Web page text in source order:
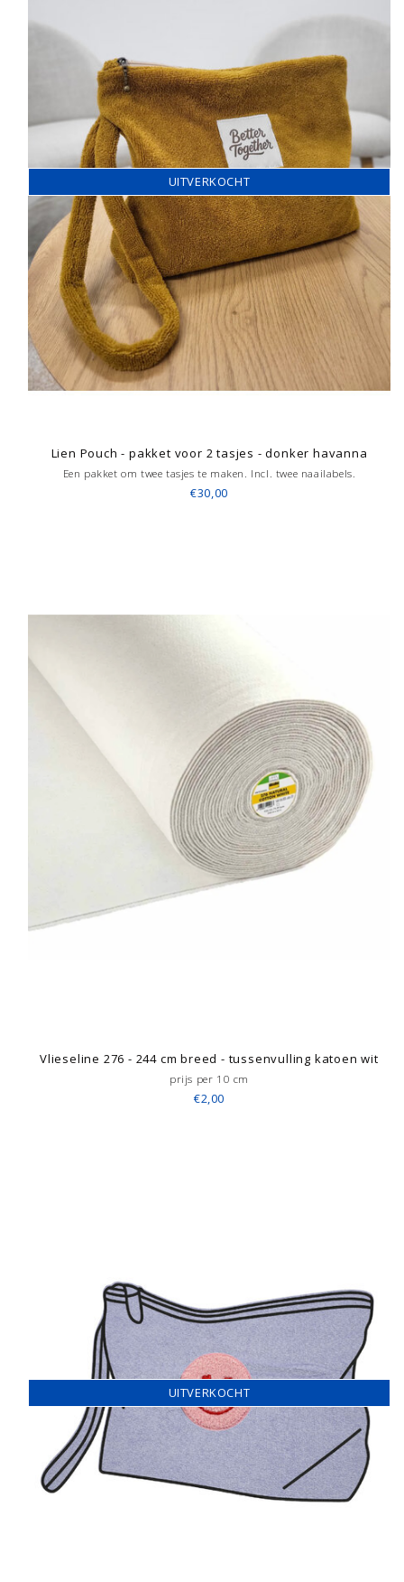
UITVERKOCHT
Lien Pouch - pakket voor 2 tasjes - donker havanna
Een pakket om twee tasjes te maken. Incl. twee naailabels.
€30,00
Vlieseline 276 - 244 cm breed - tussenvulling katoen wit
prijs per 10 cm
€2,00
UITVERKOCHT